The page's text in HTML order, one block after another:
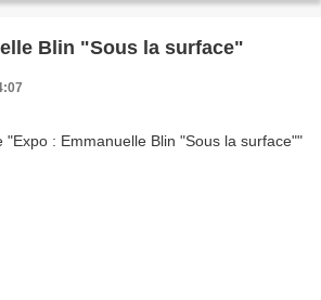
Blin "Sous la surface"